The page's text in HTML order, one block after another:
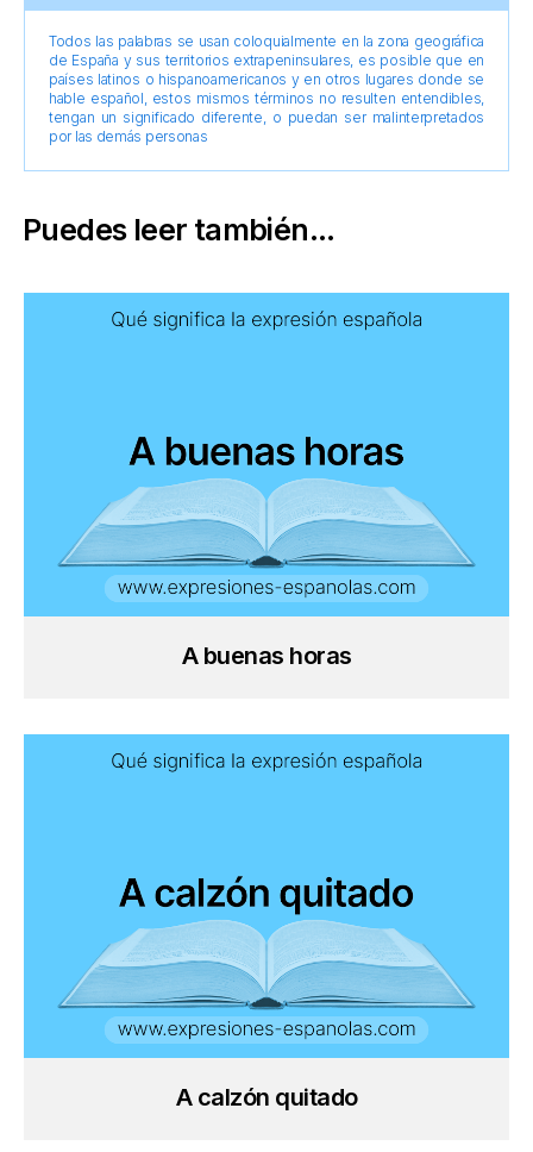
Todos las palabras se usan coloquialmente en la zona geográfica
de España y sus territorios extrapeninsulares, es posible que en
países latinos o hispanoamericanos y en otros lugares donde se
hable español, estos mismos términos no resulten entendibles,
tengan un significado diferente, o puedan ser malinterpretados
por las demás personas
Puedes leer también...
A buenas horas
A calzón quitado